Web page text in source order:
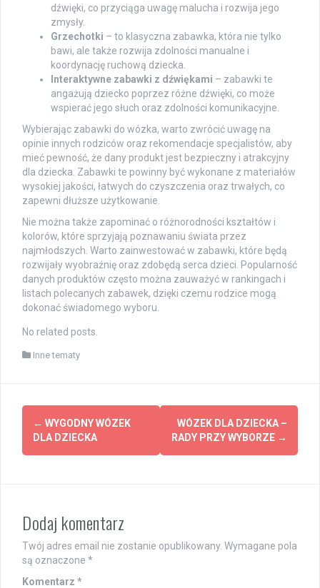
dźwięki, co przyciąga uwagę malucha i rozwija jego
zmysły.
Grzechotki – to klasyczna zabawka, która nie tylko
bawi, ale także rozwija zdolności manualne i
koordynację ruchową dziecka.
Interaktywne zabawki z dźwiękami – zabawki te
angażują dziecko poprzez różne dźwięki, co może
wspierać jego słuch oraz zdolności komunikacyjne.
Wybierając zabawki do wózka, warto zwrócić uwagę na
opinie innych rodziców oraz rekomendacje specjalistów, aby
mieć pewność, że dany produkt jest bezpieczny i atrakcyjny
dla dziecka. Zabawki te powinny być wykonane z materiałów
wysokiej jakości, łatwych do czyszczenia oraz trwałych, co
zapewni dłuższe użytkowanie.
Nie można także zapominać o różnorodności kształtów i
kolorów, które sprzyjają poznawaniu świata przez
najmłodszych. Warto zainwestować w zabawki, które będą
rozwijały wyobraźnię oraz zdobędą serca dzieci. Popularność
danych produktów często można zauważyć w rankingach i
listach polecanych zabawek, dzięki czemu rodzice mogą
dokonać świadomego wyboru.
No related posts.
Inne tematy
Post
navigation
← WYGODNY WÓZEK
DLA DZIECKA
WÓZEK DLA DZIECKA –
RADY PRZY WYBORZE →
Dodaj komentarz
Twój adres email nie zostanie opublikowany. Wymagane pola
są oznaczone *
Komentarz *